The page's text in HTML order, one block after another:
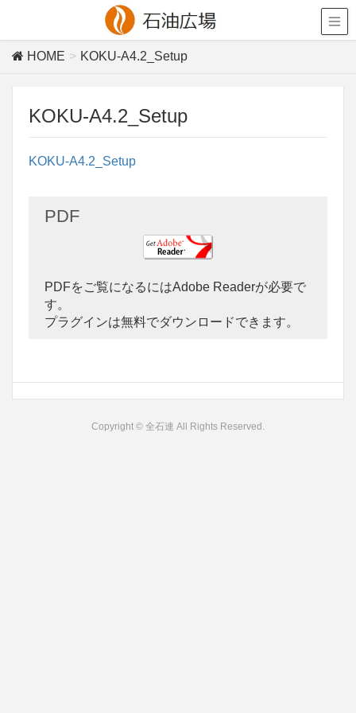
HOME KOKU-A4.2_Setup
KOKU-A4.2_Setup
KOKU-A4.2_Setup
PDF
PDFをご覧になるにはAdobe Readerが必要で
す。
プラグインは無料でダウンロードできます。
Copyright © 全石連 All Rights Reserved.